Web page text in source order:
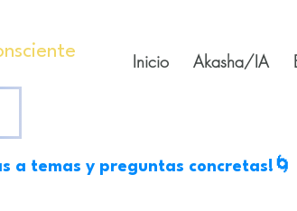
Inicio Akasha/IA
a temas y preguntas concretas!🌀